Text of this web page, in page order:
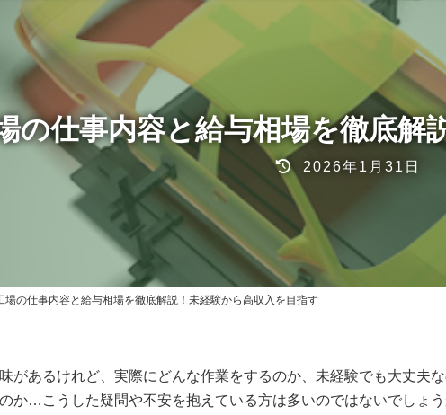
の仕事内容と給与相場を徹底解
最
終
更
新
時
:
2026年1月31日
場の仕事内容と給与相場を徹底解説！未経験から高収入を目指す
があるけれど、実際にどんな作業をするのか、未経験でも大丈夫
か…こうした疑問や不安を抱えている方は多いのではないでしょ